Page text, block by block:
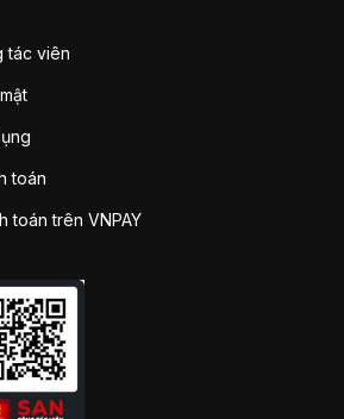
tác viên
toán
toán trên VNPAY